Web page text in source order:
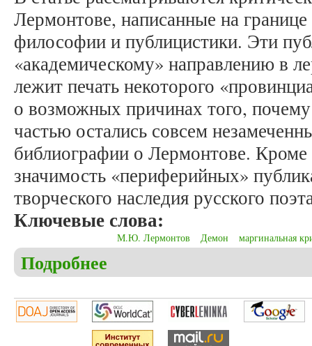
Лермонтове, написанные на границе
философии и публицистики. Эти
«академическому» направлению в
лежит печать некоторого
о возможных причинах того,
частью остались совсем
библиографии о Лермонтове. Кроме
значимость «периферийных»
творческого наследия русского
Ключевые слова:
М.Ю. Лермонтов Демон маргинальная
Подробнее